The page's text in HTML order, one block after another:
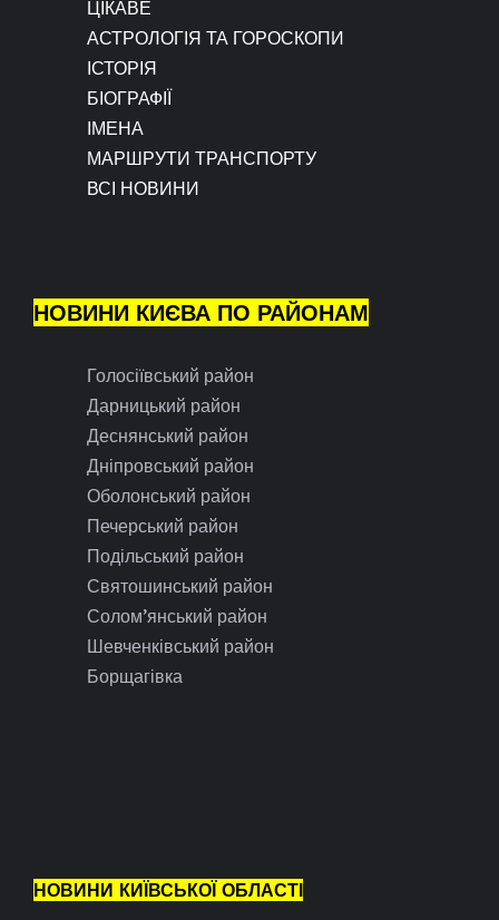
ЦІКАВЕ
АСТРОЛОГІЯ ТА ГОРОСКОПИ
ІСТОРІЯ
БІОГРАФІЇ
ІМЕНА
МАРШРУТИ ТРАНСПОРТУ
ВСІ НОВИНИ
НОВИНИ КИЄВА ПО РАЙОНАМ
Голосіївський район
Дарницький район
Деснянський район
Дніпровський район
Оболонський район
Печерський район
Подільський район
Святошинський район
Солом’янський район
Шевченківський район
Борщагівка
НОВИНИ КИЇВСЬКОЇ ОБЛАСТІ